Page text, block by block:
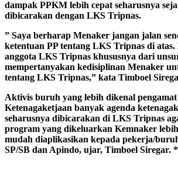
dampak PPKM lebih cepat seharusnya
dibicarakan dengan LKS Tripnas.
” Saya berharap Menaker jangan jalan
ketentuan PP tentang LKS Tripnas di atas.
anggota LKS Tripnas khususnya dari
mempertanyakan kedisiplinan Menaker
tentang LKS Tripnas,” kata Timboel
Aktivis buruh yang lebih dikenal pengamat
Ketenagaketjaan banyak agenda
seharusnya dibicarakan di LKS Tripnas
program yang dikeluarkan Kemnaker
mudah diaplikasikan kepada pekerja/
SP/SB dan Apindo, ujar, Timboel Siregar.